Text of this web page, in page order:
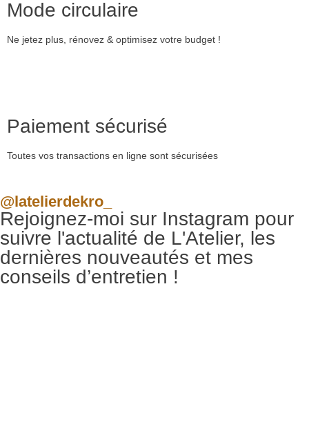
Mode circulaire
Ne jetez plus, rénovez & optimisez votre budget !
Paiement sécurisé
Toutes vos transactions en ligne sont sécurisées
@latelierdekro_
Rejoignez-moi sur Instagram pour
suivre l'actualité de L'Atelier, les
dernières nouveautés et mes
conseils d’entretien !